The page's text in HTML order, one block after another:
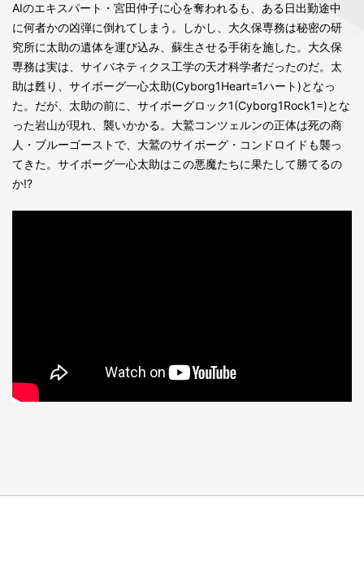
AIのエキスパート・宮田仲子に心を奪われるも、ある日出勤途中
に何者かの凶弾に倒れてしまう。しかし、大久保専務は秘密の研
究所に太助の遺体を運び込み、蘇生させる手術を施した。大久保
専務は実は、サイバネティクス工学の天才科学者だったのだ。太
助は甦り、サイボーグ一心太助(Cyborg1Heart=1ハート)となっ
た。だが、太助の前に、サイボーグロック1(Cyborg1Rock1=)とな
った岩山が現れ、襲いかかる。大鷲コンツェルンの正体は死の商
人・ブルーゴーストで、大鷲のサイボーグ・コンドロイドも襲っ
てきた。サイボーグ一心太助はこの悪魔たちに果たして勝てるの
か!?